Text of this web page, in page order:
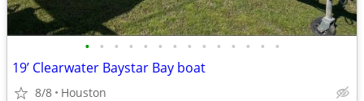
• • • • • • • • • • • • • •
19’ Clearwater Baystar Bay boat
8/8 Houston